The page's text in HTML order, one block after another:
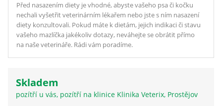
Před nasazením diety je vhodné, abyste vašeho psa či kočku
nechali vyšetřit veterinárním lékařem nebo jste s ním nasazení
diety konzultovali. Pokud máte k dietám, jejich indikaci či stavu
vašeho mazlíčka jakékoliv dotazy, neváhejte se obrátit přímo
na naše veterináře. Rádi vám poradíme.
Skladem
pozítří u vás, pozítří na klinice Klinika Veterix, Prostějov